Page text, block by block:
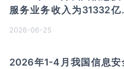
服务业务收入为31332亿
2026-06-25
2026年1-4月我国信息安